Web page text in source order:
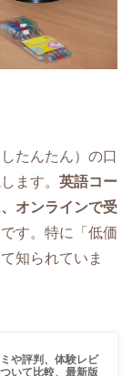
たんたん）の口
ます。 英語コー
オンラインで受
です。特に「低価
知られていま
や評判、体験レビ
いて比較、最新版